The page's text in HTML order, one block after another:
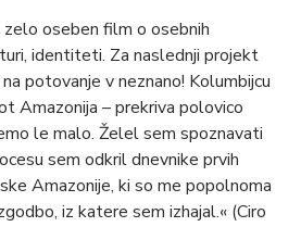
oseben film o osebnih
identiteti. Za naslednji projekt
potovanje v neznano! Kolumbijcu
Amazonija – prekriva polovico
le malo. Želel sem spoznavati
sem odkril dnevnike prvih
Amazonije, ki so me popolnoma
iz katere sem izhajal.« (Ciro